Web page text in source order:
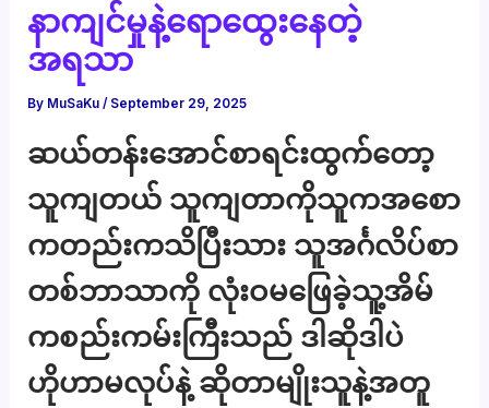
နာကျင်မှုနဲ့ရောထွေးနေတဲ့
အရသာ
By MuSaKu/ September 29, 2025
ဆယ်တန်းအောင်စာရင်းထွက်တော့
သူကျတယ် သူကျတာကိုသူကအစော
ကတည်းကသိပြီးသား သူအင်္ဂလိပ်စာ
တစ်ဘာသာကို လုံးဝမဖြေခဲ့သူ့အိမ်
ကစည်းကမ်းကြီးသည် ဒါဆိုဒါပဲ
ဟိုဟာမလုပ်နဲ့ ဆိုတာမျိုးသူနဲ့အတူ